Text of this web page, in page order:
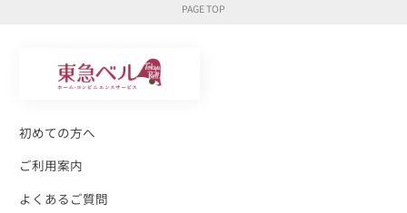
初めての方へ
ご利用案内
よくあるご質問